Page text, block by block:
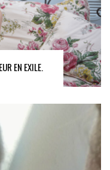
EN EXILE.